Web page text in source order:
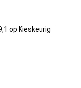
op Kieskeurig